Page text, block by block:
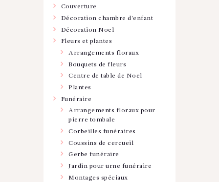
Couverture
Décoration chambre d'enfant
Décoration Noel
Fleurs et plantes
Arrangements floraux
Bouquets de fleurs
Centre de table de Noel
Plantes
Funéraire
Arrangements floraux pour
pierre tombale
Corbeilles funéraires
Coussins de cercueil
Gerbe funéraire
Jardin pour urne funéraire
Montages spéciaux